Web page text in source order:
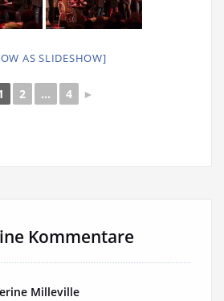
AS SLIDESHOW]
2 ... 4 ►
Kommentare
Milleville